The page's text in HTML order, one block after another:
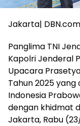
Jakarta| DBN.com
Panglima TNI
Kapolri Jenderal
Upacara
Tahun 2025
Indonesia
dengan khidmat
Jakarta, Rabu